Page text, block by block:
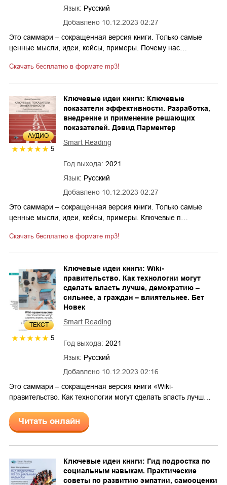
Добавлено 10.12.2023 02:27
Язык: Русский
Это саммари – сокращенная версия книги. Только самые
ценные мысли, идеи, кейсы, примеры. Почему нас…
Скачать бесплатно в формате mp3!
AУДИО
5
Добавлено 10.12.2023 02:27
Ключевые идеи книги: Ключевые
показатели эффективности. Разработка,
внедрение и применение решающих
показателей. Дэвид Парментер
Smart Reading
Год выхода: 2021
Язык: Русский
Это саммари – сокращенная версия книги. Только самые
ценные мысли, идеи, кейсы, примеры. Ключевые п…
Скачать бесплатно в формате mp3!
ТЕКСТ
5
Добавлено 10.12.2023 02:16
Ключевые идеи книги: Wiki-
правительство. Как технологии могут
сделать власть лучше, демократию –
сильнее, а граждан – влиятельнее. Бет
Новек
Smart Reading
Год выхода: 2021
Язык: Русский
Это саммари – сокращенная версия книги «Wiki-
правительство. Как технологии могут сделать власть лучш…
Читать онлайн
Ключевые идеи книги: Гид подростка по
социальным навыкам. Практические
советы по развитию эмпатии, самооценки